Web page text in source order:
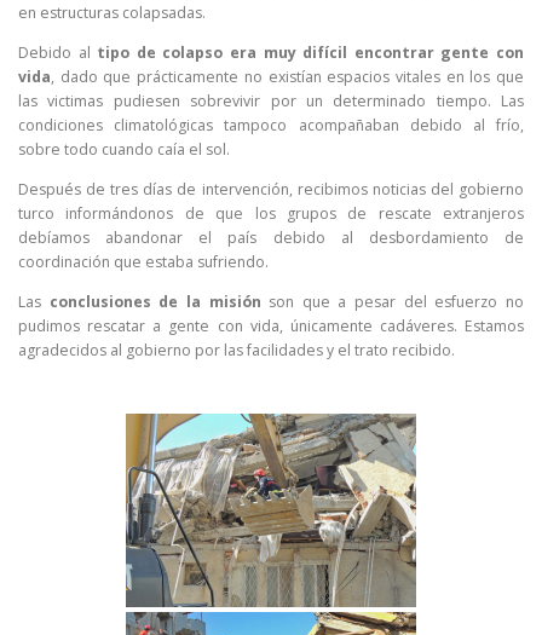
en estructuras colapsadas.
Debido al tipo de colapso era muy difícil encontrar gente con
vida, dado que prácticamente no existían espacios vitales en los que
las victimas pudiesen sobrevivir por un determinado tiempo. Las
condiciones climatológicas tampoco acompañaban debido al frío,
sobre todo cuando caía el sol.
Después de tres días de intervención, recibimos noticias del gobierno
turco informándonos de que los grupos de rescate extranjeros
debíamos abandonar el país debido al desbordamiento de
coordinación que estaba sufriendo.
Las conclusiones de la misión son que a pesar del esfuerzo no
pudimos rescatar a gente con vida, únicamente cadáveres. Estamos
agradecidos al gobierno por las facilidades y el trato recibido.